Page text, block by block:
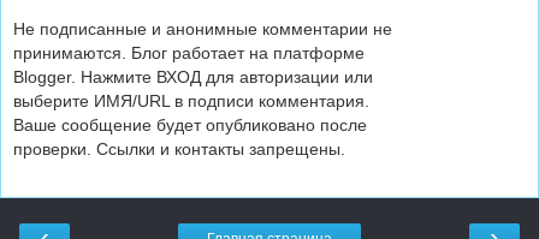
Не подписанные и анонимные комментарии не
принимаются. Блог работает на платформе
Blogger. Нажмите ВХОД для авторизации или
выберите ИМЯ/URL в подписи комментария.
Ваше сообщение будет опубликовано после
проверки. Ссылки и контакты запрещены.